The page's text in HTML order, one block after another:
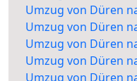
Umzug von Düren
Umzug von Düren
Umzug von Düren
Umzug von Düren
Umzug von Düren